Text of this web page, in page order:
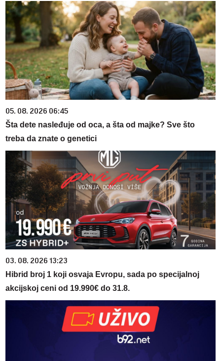
05. 08. 2026 06:45
Šta dete nasleđuje od oca, a šta od majke? Sve što
treba da znate o genetici
03. 08. 2026 13:23
Hibrid broj 1 koji osvaja Evropu, sada po specijalnoj
akcijskoj ceni od 19.990€ do 31.8.